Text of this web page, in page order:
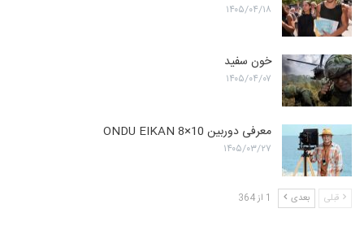
۱۴۰۵/۰۴/۱۸
خون سفید
۱۴۰۵/۰۴/۰۷
معرفی دوربین ONDU EIKAN 8×10
۱۴۰۵/۰۳/۲۷
قبلی بعدی 1 از 364